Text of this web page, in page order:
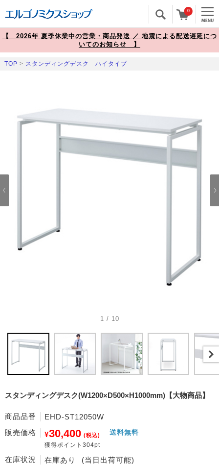
0
【 2026年 夏季休業中の営業・商品発送 ／ 地震による配送遅延につ
いてのお知らせ 】
TOP > スタンディングデスク ハイタイプ
1 / 10
スタンディングデスク(W1200×D500×H1000mm)【大物商品】
商品品番
EHD-ST12050W
販売価格
¥30,400 (税込)
獲得ポイント304pt
送料無料
在庫状況 在庫あり (当日出荷可能)